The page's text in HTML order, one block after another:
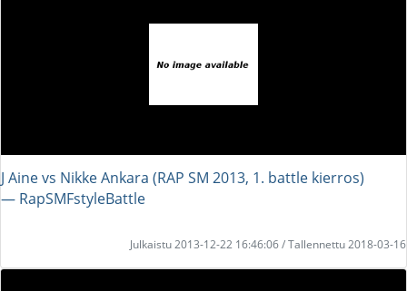
J Aine vs Nikke Ankara (RAP SM 2013, 1. battle kierros)
― RapSMFstyleBattle
Julkaistu 2013-12-22 16:46:06 / Tallennettu 2018-03-16